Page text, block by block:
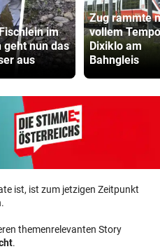
im
geht nun das
aus
Zug rammte
vollem Tempo
Dixiklo am
Bahngleis
ist, ist zum jetzigen Zeitpunkt
themenrelevanten Story
.